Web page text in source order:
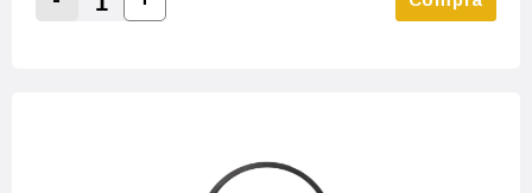
Increase Quantity: